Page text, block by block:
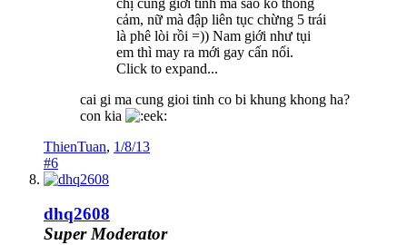
cảm, nữ mà đập liên tục chừng 5 trái
là phê lòi rồi =)) Nam giới như tụi
em thì may ra mới gay cấn nổi.
Click to expand...
cai gi ma cung gioi tinh co bi khung khong ha?
con kia
ThienTuan, 1/8/13
#6
dhq2608
Super Moderator